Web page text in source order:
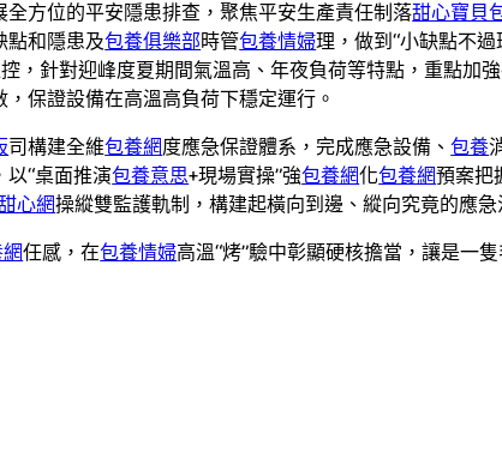
全方位的平安隱患排查，聚焦平安生產責任制落甜心寶貝
點和隱患及包養俱樂部時管包養情婦理，做到“小缺點不
，針對迎峰度夏期間氣溫高、年夜負荷等特點，重點
保證設備在高溫高負荷下穩定運行。
司構建全維包養網度應急保證體系，完成應急設備、包養
以“桌面推演包養意思+現場實操”強包養網化包養網預案把
心網操縱雙監護軌制，構建起橫向到邊、縱向究竟的應急
任感，在包養情婦高溫“烤”驗中彰顯硬核擔當，讓是一